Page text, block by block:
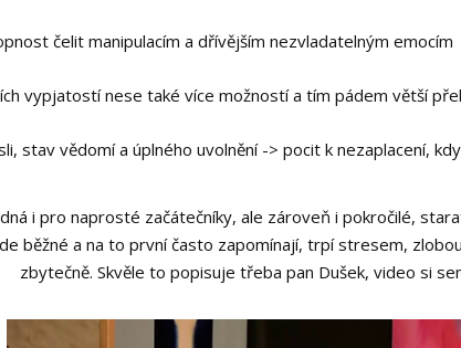
čelit manipulacím a dřívějším nezvladatelným emocím
vypjatostí nese také více možností a tím pádem větší
stav vědomí a úplného uvolnění -> pocit k nezaplacení,
i pro naprosté začátečníky, ale zároveň i pokročilé,
běžné a na to první často zapomínají, trpí stresem,
zbytečně. Skvěle to popisuje třeba pan Dušek, video si